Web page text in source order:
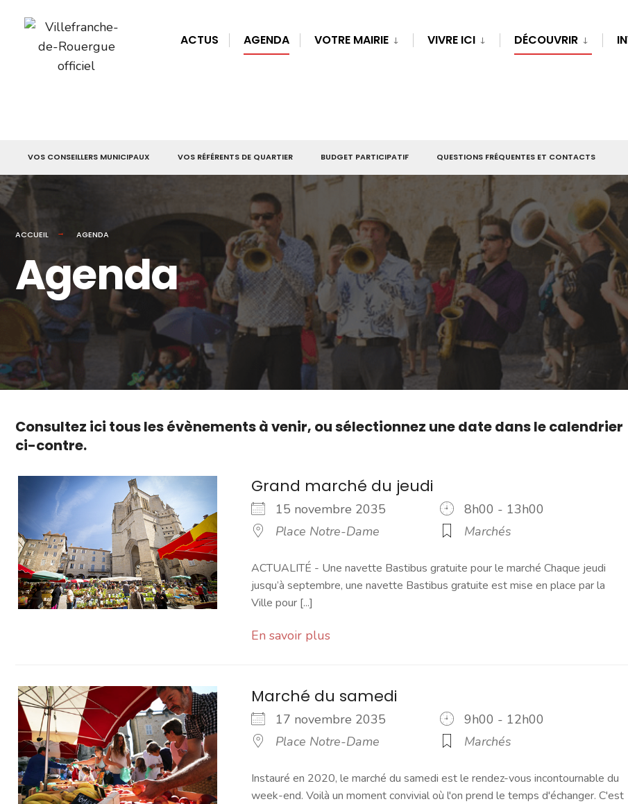
Skip
content
ACTUS AGENDA VOTRE MAIRIE VIVRE ICI DÉCOUVRIR
VOS CONSEILLERS MUNICIPAUX VOS RÉFÉRENTS DE QUARTIER BUDGET PARTICIPATIF QUESTIONS FRÉQUENTES ET CONTACTS
ACCUEIL AGENDA
Agenda
Consultez ici tous les évènements à venir, ou sélectionnez une date dans le calendrier
ci-contre.
Grand marché du jeudi
15 novembre 2035
8h00 - 13h00
Place Notre-Dame
Marchés
ACTUALITÉ - Une navette Bastibus gratuite pour le marché Chaque jeudi
jusqu’à septembre, une navette Bastibus gratuite est mise en place par la
Ville pour [...]
En savoir plus
Marché du samedi
17 novembre 2035
9h00 - 12h00
Place Notre-Dame
Marchés
Instauré en 2020, le marché du samedi est le rendez-vous incontournable du
week-end. Voilà un moment convivial où l'on prend le temps d'échanger. C'est